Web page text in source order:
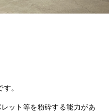
。
ット等を粉砕する能力があ